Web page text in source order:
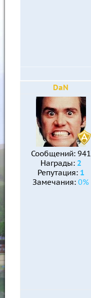
DaN
Сообщений: 941
Награды: 2
Репутация: 1
Замечания: 0%